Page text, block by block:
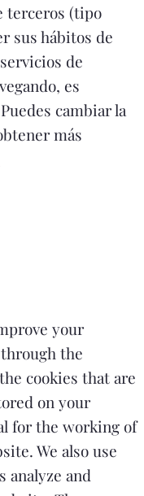
terceros (tipo
sus hábitos de
de
es
cambiar la
más
your
the
cookies that are
on your
for the working of
We also use
and